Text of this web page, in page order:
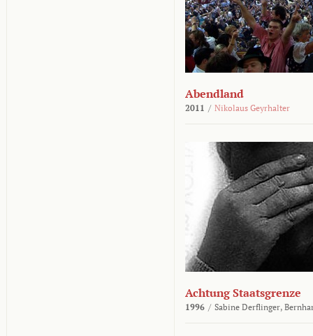
Abendland
2011 / Nikolaus Geyrhalter
Achtung Staatsgrenze
1996 / Sabine Derflinger,